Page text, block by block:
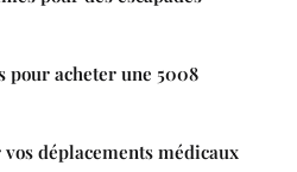
pour acheter une 5008
déplacements médicaux